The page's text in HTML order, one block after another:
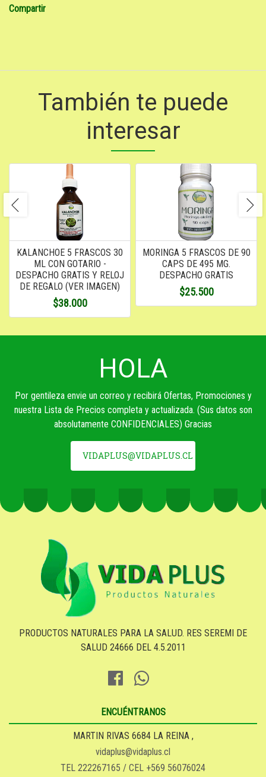
Compartir
También te puede
interesar
KALANCHOE 5 FRASCOS 30
ML CON GOTARIO -
DESPACHO GRATIS Y RELOJ
DE REGALO (VER IMAGEN)
$38.000
MORINGA 5 FRASCOS DE 90
CAPS DE 495 MG.
DESPACHO GRATIS
$25.500
HOLA
Por gentileza envie un correo y recibirá Ofertas, Promociones y
nuestra Lista de Precios completa y actualizada. (Sus datos son
absolutamente CONFIDENCIALES) Gracias
VIDAPLUS@VIDAPLUS.CL
PRODUCTOS NATURALES PARA LA SALUD. RES SEREMI DE
SALUD 24666 DEL 4.5.2011
ENCUÉNTRANOS
MARTIN RIVAS 6684 LA REINA ,
vidaplus@vidaplus.cl
TEL 222267165 / CEL +569 56076024